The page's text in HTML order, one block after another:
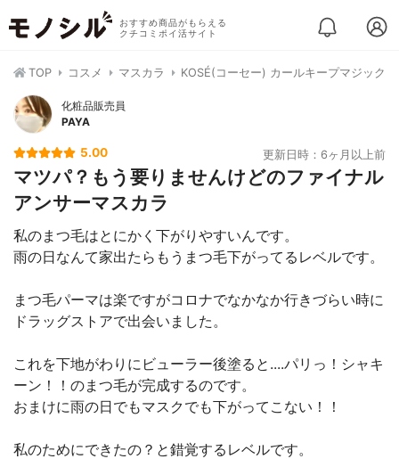
おすすめ商品がもらえる
クチコミポイ活サイト
TOP コスメ マスカラ KOSÉ(コーセー) カールキープマジック
化粧品販売員
PAYA
5.00 更新日時：6ヶ月以上前
マツパ？もう要りませんけどのファイナル
アンサーマスカラ
私のまつ毛はとにかく下がりやすいんです。
雨の日なんて家出たらもうまつ毛下がってるレベルです。
まつ毛パーマは楽ですがコロナでなかなか行きづらい時に
ドラッグストアで出会いました。
これを下地がわりにビューラー後塗ると....パリっ！シャキ
ーン！！のまつ毛が完成するのです。
おまけに雨の日でもマスクでも下がってこない！！
私のためにできたの？と錯覚するレベルです。